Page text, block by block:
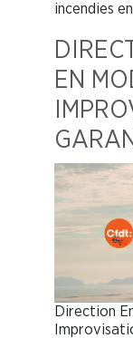
incendies
EN
Direction